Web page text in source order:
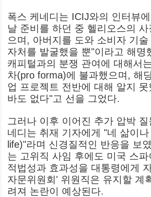
폭스 케네디는 ICIJ와의 인터뷰
날 준비를 하던 중 헬리오스의 사
으며, 아버지를 도와 소비자 기
자처를 발굴했을 뿐"이라고 해명
캐피털과의 분쟁 관여에 대해서
차(pro forma)에 불과했으며, 해
업 프로젝트 전반에 대해 알지
바도 없다"고 선을 그었다.
그러나 이후 이어진 추가 압박 질
네디는 취재 기자에게 "네 삶이
life)"라며 신경질적인 반응을 보
는 고위직 사임 후에도 미국 스파
적법성과 효과성을 대통령에게
자문위원회' 위원직은 유지할 계
려져 논란이 예상된다.